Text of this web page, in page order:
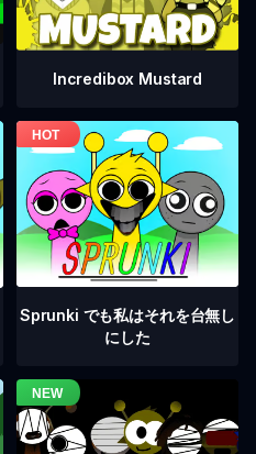
Incredibox Mustard
Sprunki でも私はそれを台無し
にした